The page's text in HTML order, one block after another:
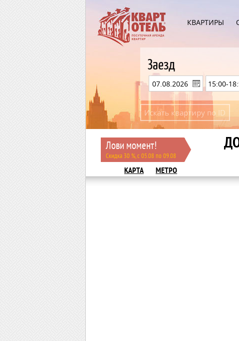
КВАРТИРЫ
Заезд
Лови момент!
Скидка 30 %, с 05.08 по 09.08
КАРТА МЕТРО